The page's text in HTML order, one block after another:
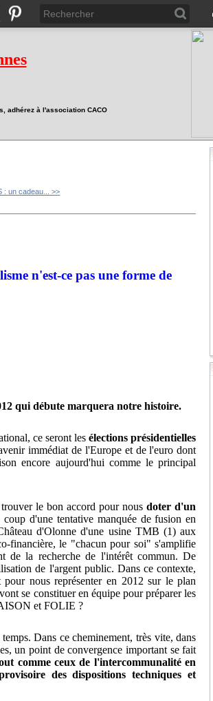
adhérez à l'association CACO
: un cadeau... >>
ce pas une forme de
qui débute marquera notre histoire.
ce seront lesélections présidentielles
immédiat de l'Europe et de l'euro dont
encore aujourd'hui comme le principal
trouver le bon accord pour nousdoter d'un
d'une tentative manquée de fusion en
d'Olonne d'une usine TMB (1) aux
financière, le "chacun pour soi" s'amplifie
de la recherche de l'intérêt commun. De
de l'argent public. Dans ce contexte,
nous représenter en 2012 sur le plan
se constituer en équipe pour préparer les
et FOLIE ?
Dans ce cheminement, très vite, dans
un point de convergence important se fait
comme ceux de l'intercommunalité en
des dispositions techniques et